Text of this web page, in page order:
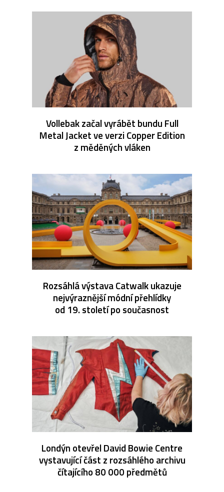
Vollebak začal vyrábět bundu Full
Metal Jacket ve verzi Copper Edition
z měděných vláken
Rozsáhlá výstava Catwalk ukazuje
nejvýraznější módní přehlídky
od 19. století po současnost
Londýn otevřel David Bowie Centre
vystavující část z rozsáhlého archivu
čítajícího 80 000 předmětů